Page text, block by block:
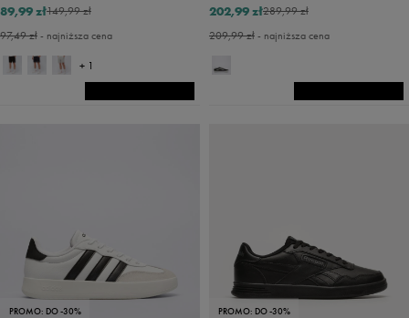
149,99 zł
89,99 zł
97,49 zł- najniższa cena
+ 1
289,99 zł
202,99 zł
209,99 zł- najniższa cena
PROMO: DO -30% PROMO: DO -30%